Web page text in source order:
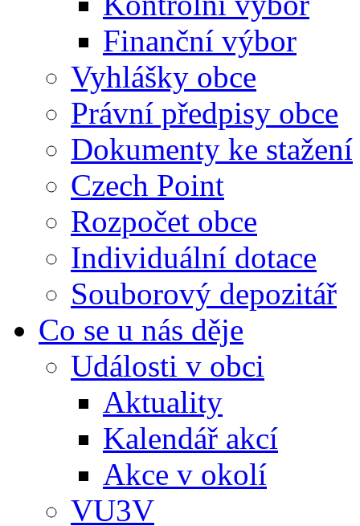
Finanční výbor
Vyhlášky obce
Právní předpisy obce
Dokumenty ke stažení
Czech Point
Rozpočet obce
Individuální dotace
Souborový depozitář
Co se u nás děje
Události v obci
Aktuality
Kalendář akcí
Akce v okolí
VU3V